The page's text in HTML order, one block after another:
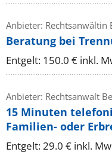
Anbieter: Rechtsanwältin
Beratung bei
Entgelt: 150.0 € inkl.
Anbieter: Rechtsanwalt
15 Minuten
Familien- oder
Entgelt: 29.0 € inkl.